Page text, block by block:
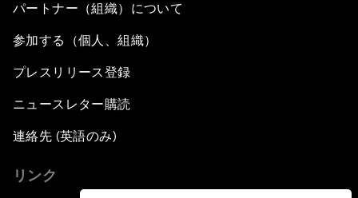
パートナー（組織）について
参加する（個人、組織）
プレスリリース登録
ニュースレター購読
連絡先 (英語のみ)
リンク